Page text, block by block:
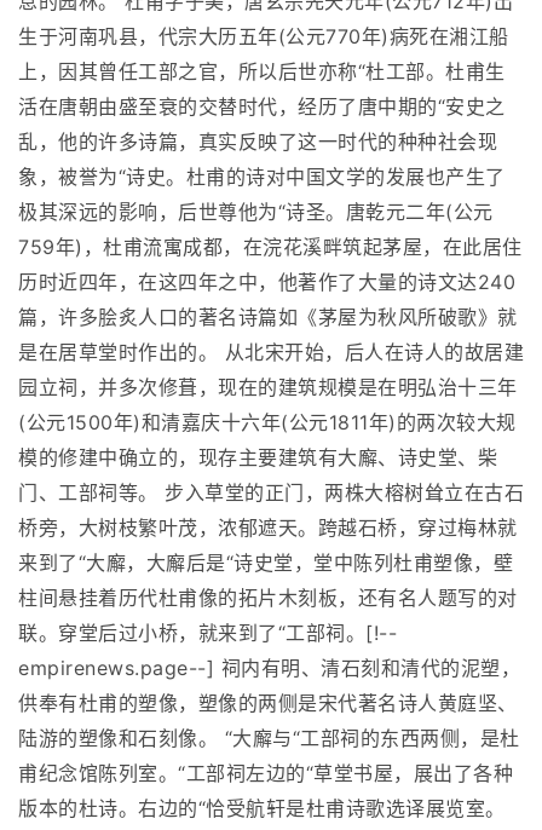
生于河南巩县，代宗大历五年(公元770年)病死在湘江船
上，因其曾任工部之官，所以后世亦称“杜工部。杜甫生
活在唐朝由盛至衰的交替时代，经历了唐中期的“安史之
乱，他的许多诗篇，真实反映了这一时代的种种社会现
象，被誉为“诗史。杜甫的诗对中国文学的发展也产生了
极其深远的影响，后世尊他为“诗圣。唐乾元二年(公元
759年)，杜甫流寓成都，在浣花溪畔筑起茅屋，在此居住
历时近四年，在这四年之中，他著作了大量的诗文达240
篇，许多脍炙人口的著名诗篇如《茅屋为秋风所破歌》就
是在居草堂时作出的。 从北宋开始，后人在诗人的故居建
园立祠，并多次修葺，现在的建筑规模是在明弘治十三年
(公元1500年)和清嘉庆十六年(公元1811年)的两次较大规
模的修建中确立的，现存主要建筑有大廨、诗史堂、柴
门、工部祠等。 步入草堂的正门，两株大榕树耸立在古石
桥旁，大树枝繁叶茂，浓郁遮天。跨越石桥，穿过梅林就
来到了“大廨，大廨后是“诗史堂，堂中陈列杜甫塑像，壁
柱间悬挂着历代杜甫像的拓片木刻板，还有名人题写的对
联。穿堂后过小桥，就来到了“工部祠。[!--
empirenews.page--] 祠内有明、清石刻和清代的泥塑，
供奉有杜甫的塑像，塑像的两侧是宋代著名诗人黄庭坚、
陆游的塑像和石刻像。 “大廨与“工部祠的东西两侧，是杜
甫纪念馆陈列室。“工部祠左边的“草堂书屋，展出了各种
版本的杜诗。右边的“恰受航轩是杜甫诗歌选译展览室。